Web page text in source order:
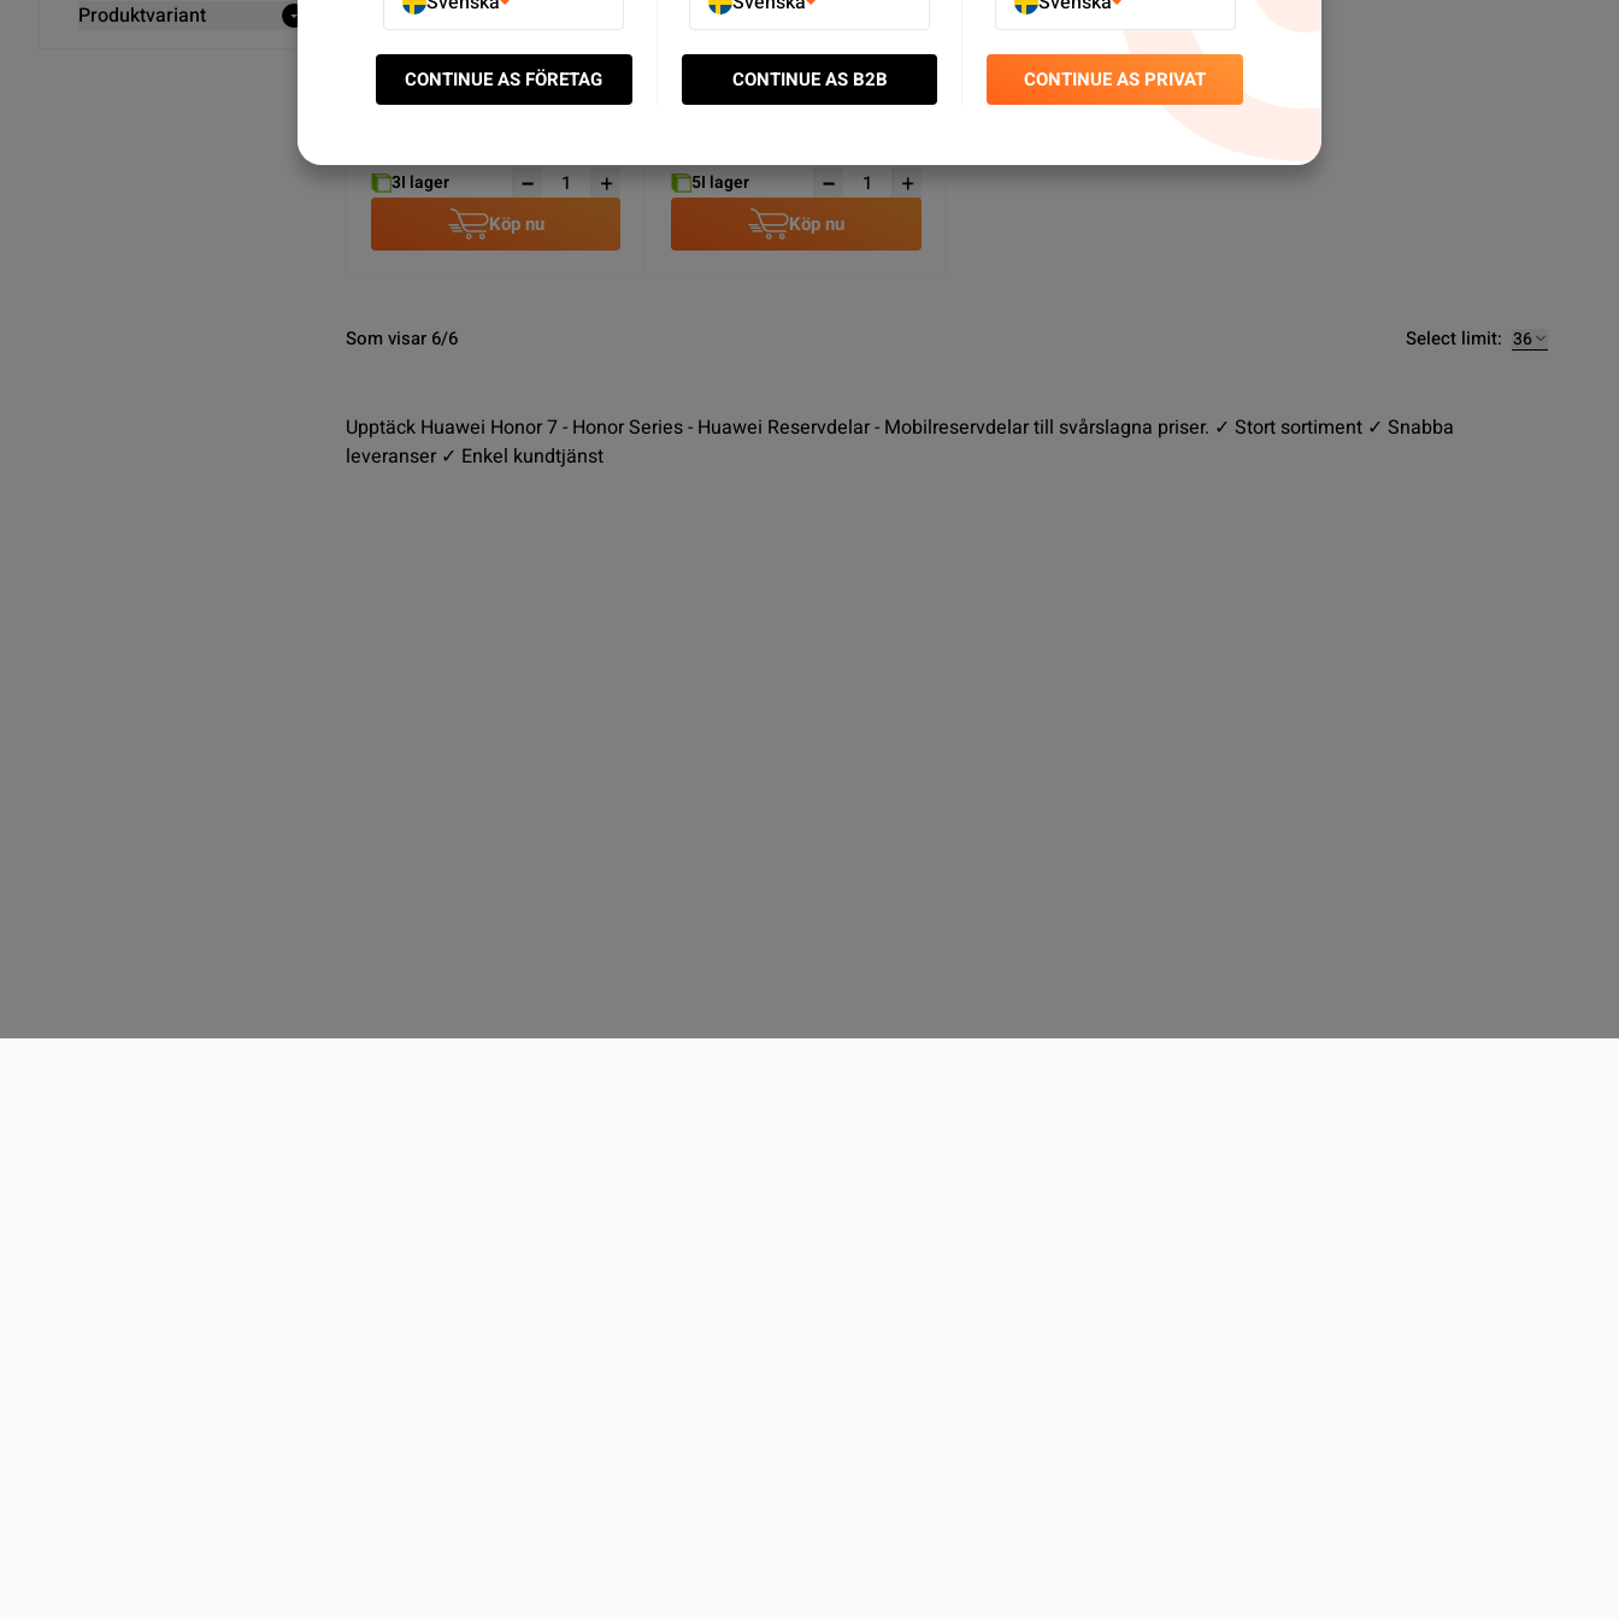
Produktvariant
Huawei Honor 7 Högtalare
3I lager
Köp nu
Huawei Honor 7 Simkortsläsare
5I lager
Köp nu
Som visar 6/6 Select limit:
Upptäck Huawei Honor 7 - Honor Series - Huawei Reservdelar - Mobilreservdelar till svårslagna priser. ✓ Stort sortiment ✓ Snabba
leveranser ✓ Enkel kundtjänst
CONTINUE AS FÖRETAG CONTINUE AS B2B CONTINUE AS PRIVAT